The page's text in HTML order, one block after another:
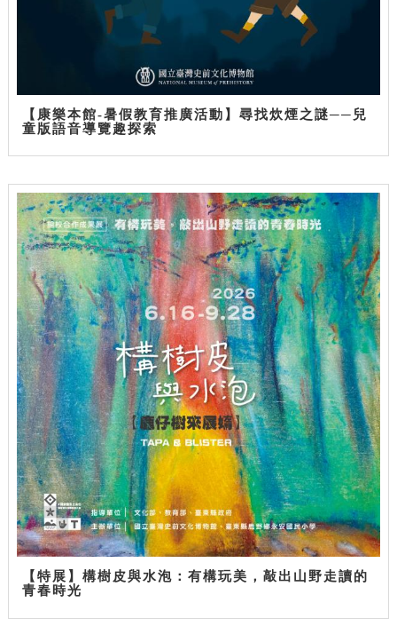
【康樂本館-暑假教育推廣活動】尋找炊煙之謎──兒
童版語音導覽趣探索
【特展】構樹皮與水泡：有構玩美，敲出山野走讀的
青春時光